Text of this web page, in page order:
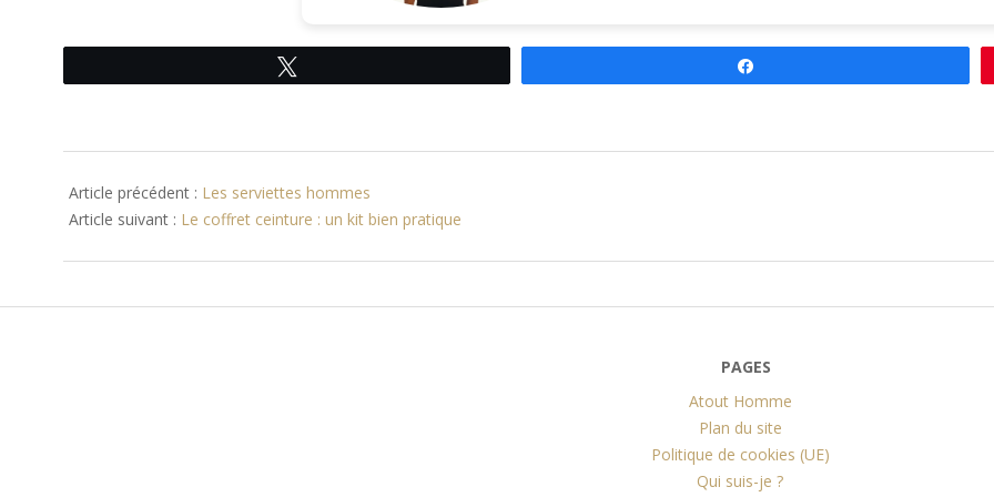
10-
29
Article précédent : Les serviettes hommes
Article suivant : Le coffret ceinture : un kit bien pratique
PAGES
Atout Homme
Plan du site
Politique de cookies (UE)
Qui suis-je ?